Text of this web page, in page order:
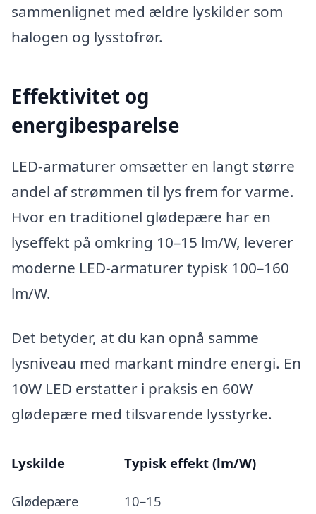
sammenlignet med ældre lyskilder som
halogen og lysstofrør.
Effektivitet og
energibesparelse
LED-armaturer omsætter en langt større
andel af strømmen til lys frem for varme.
Hvor en traditionel glødepære har en
lyseffekt på omkring 10–15 lm/W, leverer
moderne LED-armaturer typisk 100–160
lm/W.
Det betyder, at du kan opnå samme
lysniveau med markant mindre energi. En
10W LED erstatter i praksis en 60W
glødepære med tilsvarende lysstyrke.
Lyskilde Typisk effekt (lm/W)
Glødepære 10–15